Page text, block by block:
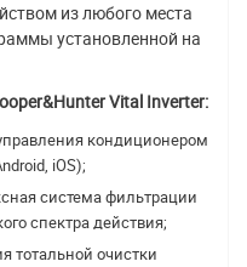
из любого места
установленной на
Vital Inverter:
кондиционером
iOS);
система фильтрации
спектра действия;
тотальной очистки